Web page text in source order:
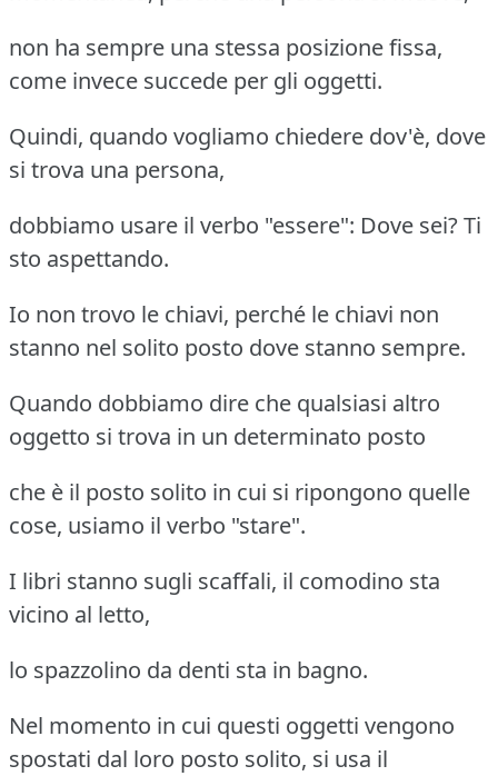
non ha sempre una stessa posizione fissa,
come invece succede per gli oggetti.
Quindi, quando vogliamo chiedere dov'è, dove
si trova una persona,
dobbiamo usare il verbo "essere": Dove sei? Ti
sto aspettando.
Io non trovo le chiavi, perché le chiavi non
stanno nel solito posto dove stanno sempre.
Quando dobbiamo dire che qualsiasi altro
oggetto si trova in un determinato posto
che è il posto solito in cui si ripongono quelle
cose, usiamo il verbo "stare".
I libri stanno sugli scaffali, il comodino sta
vicino al letto,
lo spazzolino da denti sta in bagno.
Nel momento in cui questi oggetti vengono
spostati dal loro posto solito, si usa il